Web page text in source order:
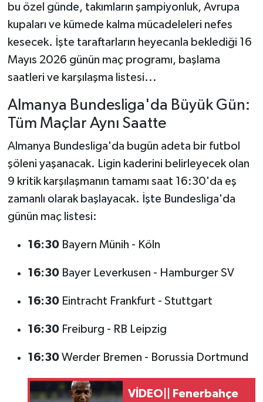
bu özel günde, takımların şampiyonluk, Avrupa
kupaları ve kümede kalma mücadeleleri nefes
kesecek. İşte taraftarların heyecanla beklediği 16
Mayıs 2026 günün maç programı, başlama
saatleri ve karşılaşma listesi...
Almanya Bundesliga'da Büyük Gün:
Tüm Maçlar Aynı Saatte
Almanya Bundesliga'da bugün adeta bir futbol
şöleni yaşanacak. Ligin kaderini belirleyecek olan
9 kritik karşılaşmanın tamamı saat 16:30'da eş
zamanlı olarak başlayacak. İşte Bundesliga'da
günün maç listesi:
16:30Bayern Münih - Köln
16:30Bayer Leverkusen - Hamburger SV
16:30Eintracht Frankfurt - Stuttgart
16:30Freiburg - RB Leipzig
16:30Werder Bremen - Borussia Dortmund
VİDEO|| Fenerbahçe